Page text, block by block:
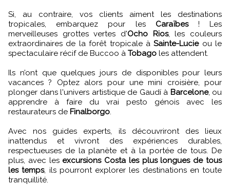
Si, au contraire, vos clients aiment les destinations
tropicales, embarquez pour les Caraïbes! Les
merveilleuses grottes vertes d'Ocho Rios, les couleurs
extraordinaires de la forêt tropicale àSainte-Lucieou le
spectaculaire récif de Buccoo à Tobago les attendent.
Ils n’ont que quelques jours de disponibles pour leurs
vacances ? Optez alors pour une mini croisière, pour
plonger dans l'univers artistique de Gaudí à Barcelone, ou
apprendre à faire du vrai pesto génois avec les
restaurateurs de Finalborgo.
Avec nos guides experts, ils découvriront des lieux
inattendus et vivront des expériences durables,
respectueuses de la planète et à la portée de tous. De
plus, avec les excursions Costa les plus longues de tous
les temps, ils pourront explorer les destinations en toute
tranquillité.